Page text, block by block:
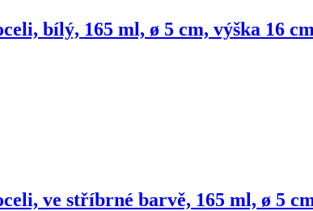
bílý, 165 ml, ø 5 cm, výška 16
ve stříbrné barvě, 165 ml, ø 5